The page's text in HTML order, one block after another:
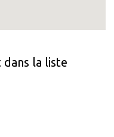
dans la liste